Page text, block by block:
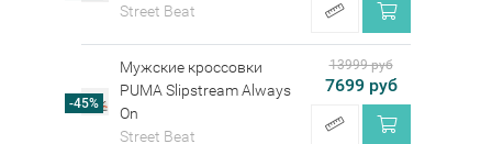
Street Beat
-45%
Мужские кроссовки
PUMA Slipstream Always
On
Street Beat
13999 руб
7699 руб